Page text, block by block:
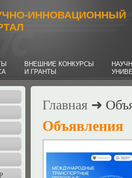
ИННОВАЦИОННЫЙ
ВНЕШНИЕ КОНКУРСЫ
И ГРАНТЫ
Главная ➜
Объявления